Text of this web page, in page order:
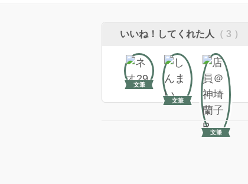
いいね！してくれた人 （ 3 ）
文筆
文筆
文筆